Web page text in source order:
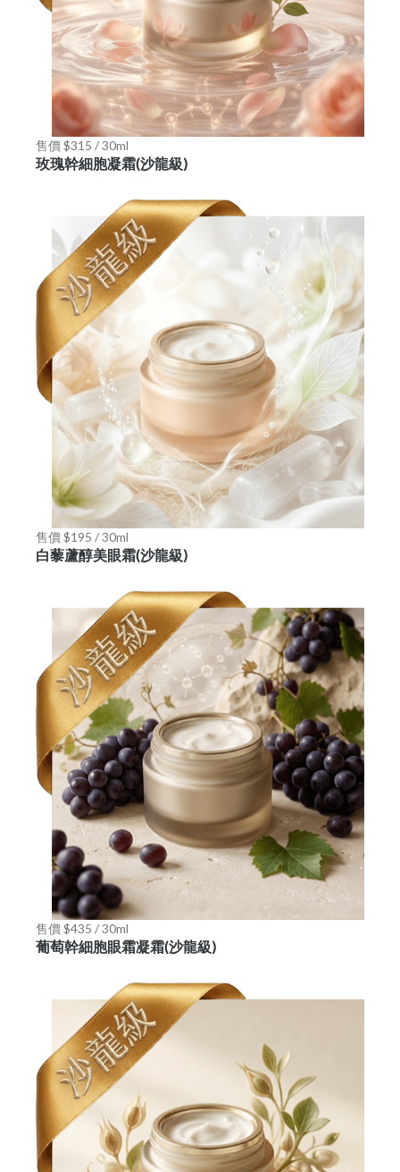
售價 $315 / 30ml
玫瑰幹細胞凝霜(沙龍級)
售價 $195 / 30ml
白藜蘆醇美眼霜(沙龍級)
售價 $435 / 30ml
葡萄幹細胞眼霜凝霜(沙龍級)